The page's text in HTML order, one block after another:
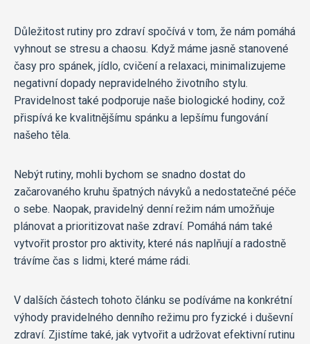
Důležitost rutiny pro zdraví spočívá v tom, že nám pomáhá
vyhnout se stresu a chaosu. Když máme jasně stanovené
časy pro spánek, jídlo, cvičení a relaxaci, minimalizujeme
negativní dopady nepravidelného životního stylu.
Pravidelnost také podporuje naše biologické hodiny, což
přispívá ke kvalitnějšímu spánku a lepšímu fungování
našeho těla.
Nebýt rutiny, mohli bychom se snadno dostat do
začarovaného kruhu špatných návyků a nedostatečné péče
o sebe. Naopak, pravidelný denní režim nám umožňuje
plánovat a prioritizovat naše zdraví. Pomáhá nám také
vytvořit prostor pro aktivity, které nás naplňují a radostně
trávíme čas s lidmi, které máme rádi.
V dalších částech tohoto článku se podíváme na konkrétní
výhody pravidelného denního režimu pro fyzické i duševní
zdraví. Zjistíme také, jak vytvořit a udržovat efektivní rutinu